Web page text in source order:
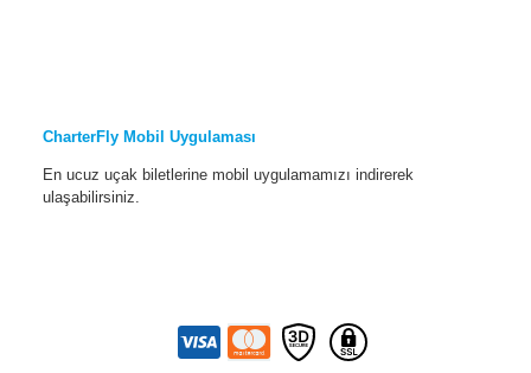
CharterFly Mobil Uygulaması
En ucuz uçak biletlerine mobil uygulamamızı indirerek
ulaşabilirsiniz.